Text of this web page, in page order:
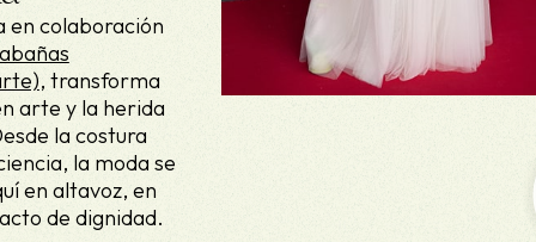
en colaboración
, transforma
arte y la herida
la costura
la moda se
en altavoz, en
de dignidad.